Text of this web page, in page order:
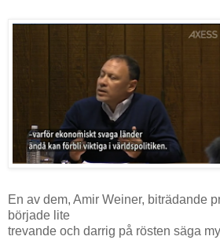
En av dem, Amir Weiner, biträdande
började lite
trevande och darrig på rösten säga